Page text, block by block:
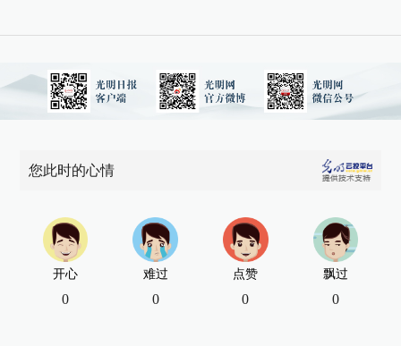
您此时的心情
开心
0
难过
0
点赞
0
飘过
0